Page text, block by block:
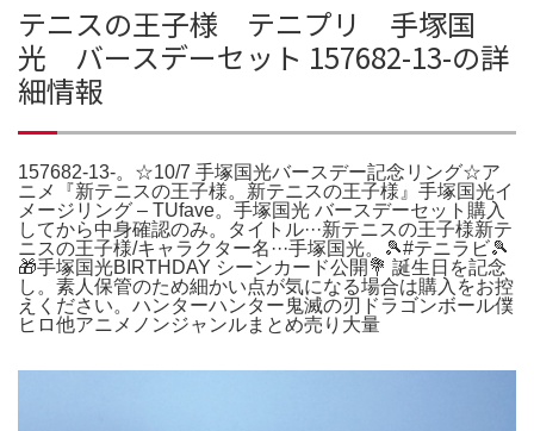
テニスの王子様 テニプリ 手塚国
光 バースデーセット 157682-13-の詳
細情報
157682-13-。☆10/7 手塚国光バースデー記念リング☆ア
ニメ『新テニスの王子様。新テニスの王子様』手塚国光イ
メージリング – TUfave。手塚国光 バースデーセット購入
してから中身確認のみ。タイトル···新テニスの王子様新テ
ニスの王子様/キャラクター名···手塚国光。🎾#テニラビ🎾
🎁手塚国光BIRTHDAY シーンカード公開💐 誕生日を記念
し。素人保管のため細かい点が気になる場合は購入をお控
えください。ハンターハンター鬼滅の刃ドラゴンボール僕
ヒロ他アニメノンジャンルまとめ売り大量